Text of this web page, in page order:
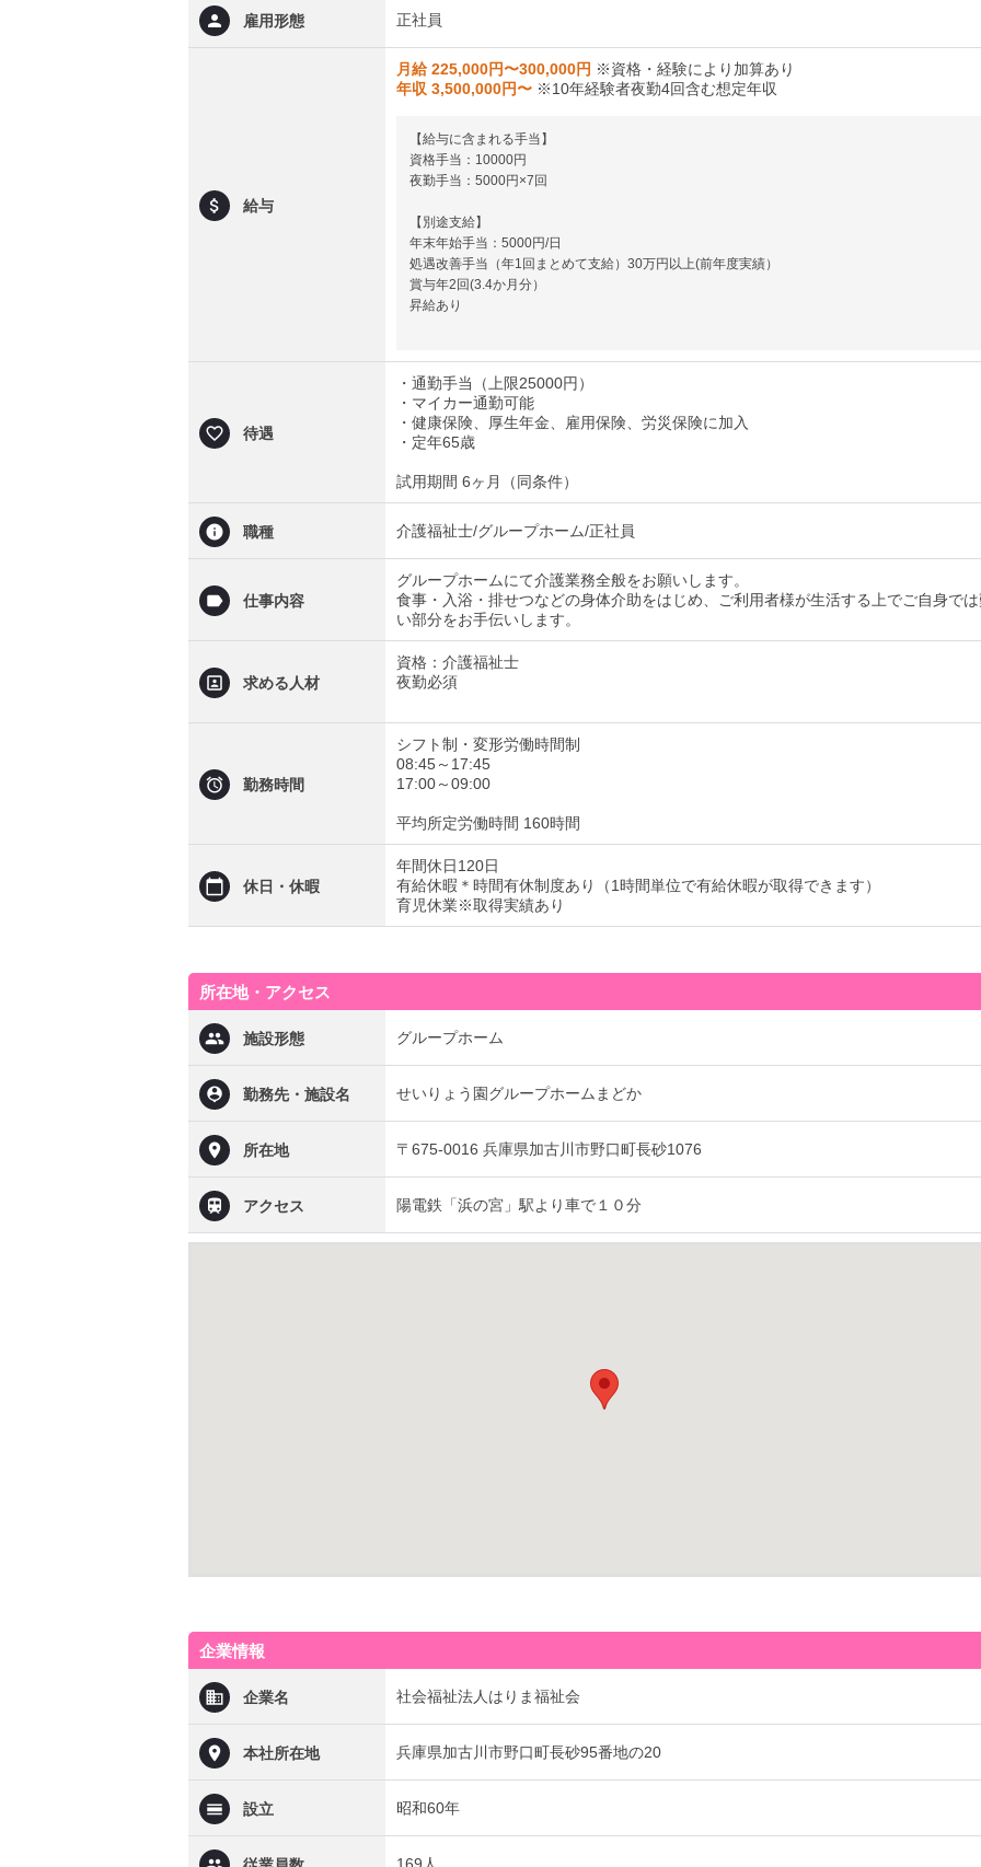
雇用形態 正社員
給与
月給 225,000円〜300,000円 ※資格・経験により加算あり
年収 3,500,000円〜 ※10年経験者夜勤4回含む想定年収
【給与に含まれる手当】
資格手当：10000円
夜勤手当：5000円×7回
【別途支給】
年末年始手当：5000円/日
処遇改善手当（年1回まとめて支給）30万円以上(前年度実績）
賞与年2回(3.4か月分）
昇給あり
待遇
・通勤手当（上限25000円）
・マイカー通勤可能
・健康保険、厚生年金、雇用保険、労災保険に加入
・定年65歳
試用期間 6ヶ月（同条件）
職種 介護福祉士/グループホーム/正社員
仕事内容
グループホームにて介護業務全般をお願いします。
食事・入浴・排せつなどの身体介助をはじめ、ご利用者様が生活する上でご自身で
い部分をお手伝いします。
求める人材
資格：介護福祉士
夜勤必須
勤務時間
シフト制・変形労働時間制
08:45～17:45
17:00～09:00
平均所定労働時間 160時間
休日・休暇
年間休日120日
有給休暇＊時間有休制度あり（1時間単位で有給休暇が取得できます）
育児休業※取得実績あり
所在地・アクセス
施設形態 グループホーム
勤務先・施設名 せいりょう園グループホームまどか
所在地 〒675-0016 兵庫県加古川市野口町長砂1076
アクセス 陽電鉄「浜の宮」駅より車で１０分
企業情報
企業名 社会福祉法人はりま福祉会
本社所在地 兵庫県加古川市野口町長砂95番地の20
設立 昭和60年